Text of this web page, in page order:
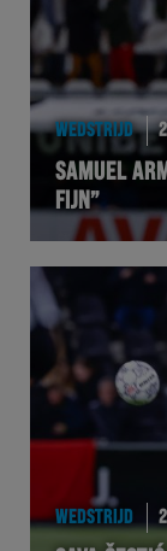
WEDSTRIJD
SAMUEL
FIJN”
WEDSTRIJD